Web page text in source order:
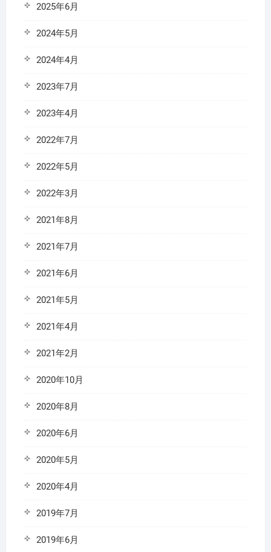
2025年6月
2024年5月
2024年4月
2023年7月
2023年4月
2022年7月
2022年5月
2022年3月
2021年8月
2021年7月
2021年6月
2021年5月
2021年4月
2021年2月
2020年10月
2020年8月
2020年6月
2020年5月
2020年4月
2019年7月
2019年6月